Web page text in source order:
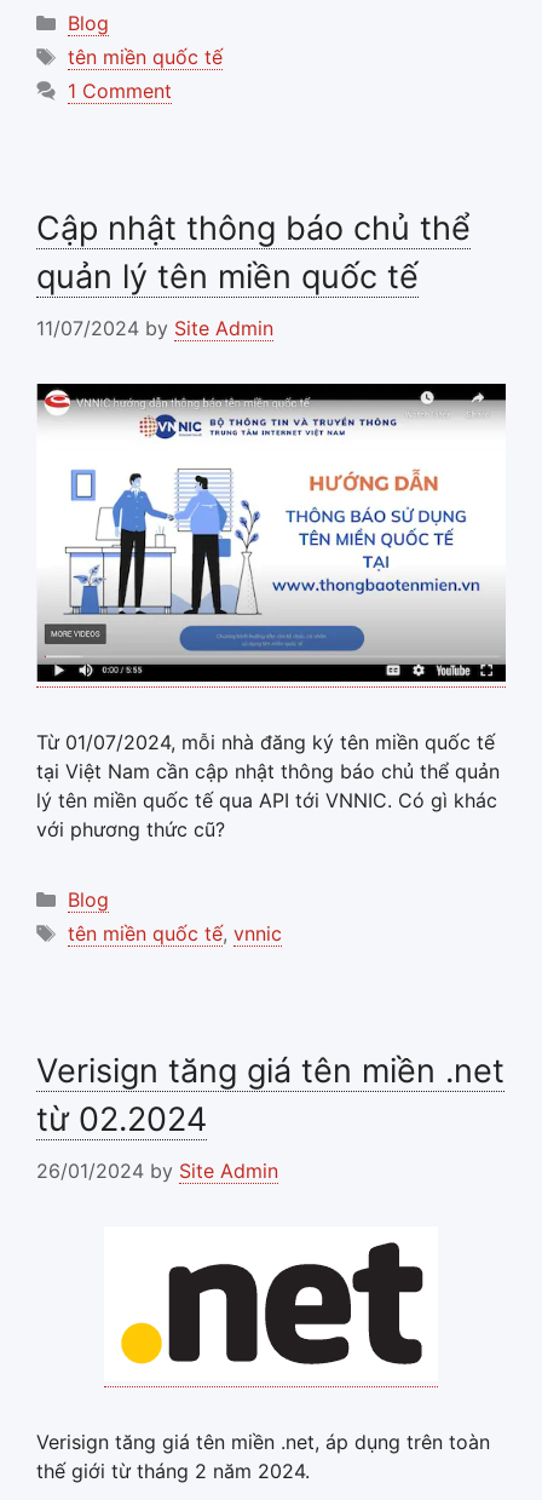
Categories
Blog
Tags
tên miền quốc tế
1 Comment
Cập nhật thông báo chủ thể
quản lý tên miền quốc tế
11/07/2024 by Site Admin
Từ 01/07/2024, mỗi nhà đăng ký tên miền quốc tế
tại Việt Nam cần cập nhật thông báo chủ thể quản
lý tên miền quốc tế qua API tới VNNIC. Có gì khác
với phương thức cũ?
Categories
Blog
Tags
tên miền quốc tế, vnnic
Verisign tăng giá tên miền .net
từ 02.2024
26/01/2024 by Site Admin
Verisign tăng giá tên miền .net, áp dụng trên toàn
thế giới từ tháng 2 năm 2024.